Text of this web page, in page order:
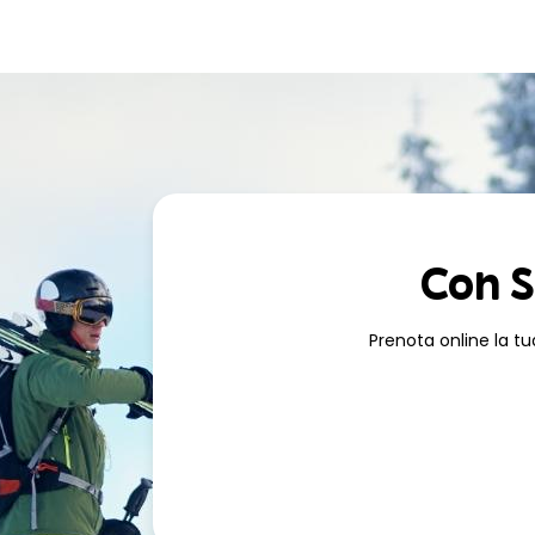
modificata o cancellata fino a 24 ore prima
Prenota subito il noleggio di sci o snowboard a
Sports Experience e goditi al massimo il tuo
Con
Prenota online la